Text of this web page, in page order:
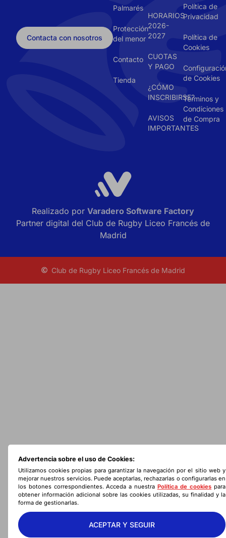
Contacta con nosotros
Palmarés
Protección
del menor
Contacto
Tienda
HORARIOS
2026-
2027
CUOTAS
Y PAGO
¿CÓMO
INSCRIBIRSE?
AVISOS
IMPORTANTES
Política de
Privacidad
Política de
Cookies
de Cookies
Términos y
Condiciones
de Compra
Realizado por Varadero Software Factory
Partner digital del Club de Rugby Liceo Francés de
Madrid
Club de Rugby Liceo Francés de Madrid
Advertencia sobre el uso de Cookies:
Utilizamos cookies propias para garantizar la navegación por el sitio web y
mejorar nuestros servicios. Puede aceptarlas, rechazarlas o configurarlas en
los botones correspondientes. Acceda a nuestra Política de cookies para
obtener información adicional sobre las cookies utilizadas, su finalidad y la
forma de gestionarlas.
ACEPTAR Y SEGUIR